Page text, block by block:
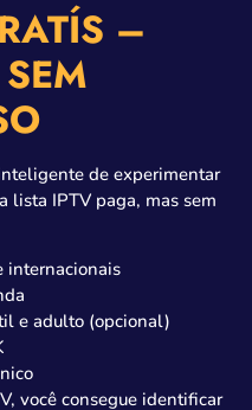
–
de experimentar
lista IPTV paga, mas sem
internacionais
e adulto (opcional)
você consegue identificar